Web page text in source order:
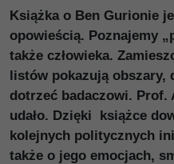
Książka o Ben Gurionie
opowieścią. Poznajemy
także człowieka.
listów pokazują
dotrzeć badaczowi. Prof.
udało. Dzięki książce
kolejnych politycznych
także o jego emocjach,